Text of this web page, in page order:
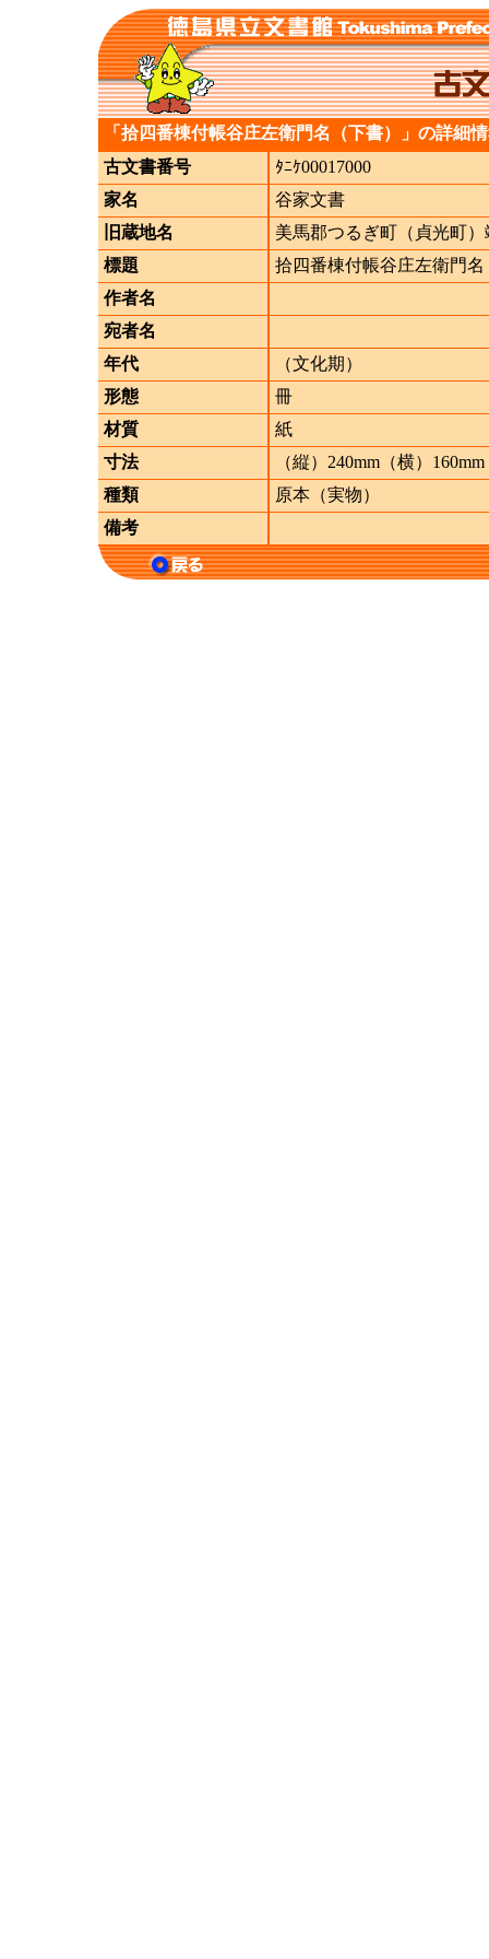
「拾四番棟付帳谷庄左衛門名（下書）」の詳細
古文書番号
ﾀﾆｹ00017000
家名
谷家文書
旧蔵地名
美馬郡つるぎ町（貞光町）
標題
拾四番棟付帳谷庄左衛門名
作者名
宛者名
年代
（文化期）
形態
冊
材質
紙
寸法
（縦）240mm（横）160mm
種類
原本（実物）
備考